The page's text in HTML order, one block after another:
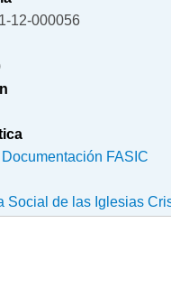
12-000056
FASIC
Social de las Iglesias